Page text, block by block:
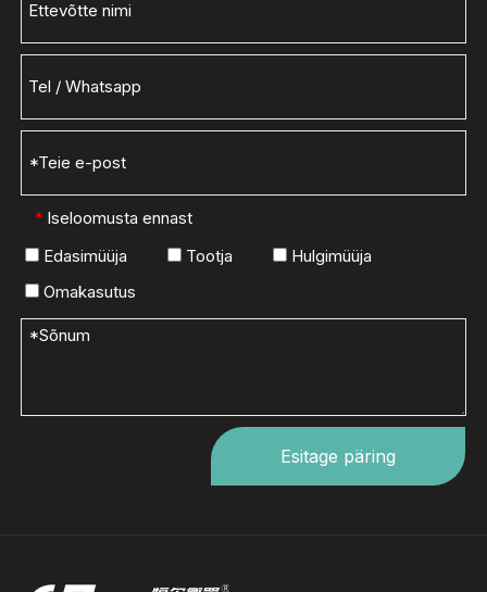
* Iseloomusta ennast
Edasimüüja
Tootja
Hulgimüüja
Omakasutus
Esitage päring